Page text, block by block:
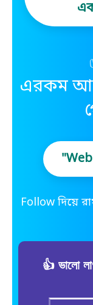
এরকম
Follow দিয়ে
👍 ভালো